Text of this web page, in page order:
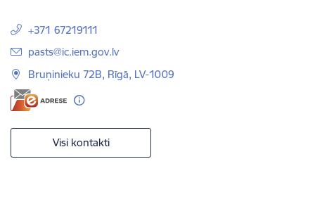
+371 67219111
E-pasts:
pasts@ic.iem.gov.lv
Bruņinieku 72B, Rīgā, LV-1009
Visi kontakti